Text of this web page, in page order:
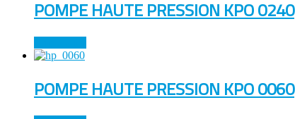
POMPE HAUTE PRESSION KPO 0240
POMPE HAUTE PRESSION KPO 0060